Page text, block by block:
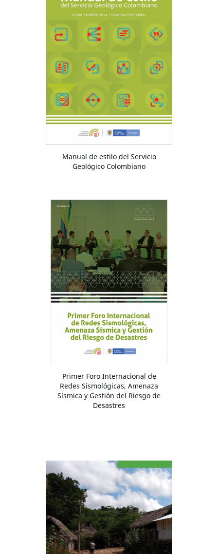
Manual de estilo del Servicio
Geológico Colombiano
Primer Foro Internacional de
Redes Sismológicas, Amenaza
Sísmica y Gestión del Riesgo de
Desastres